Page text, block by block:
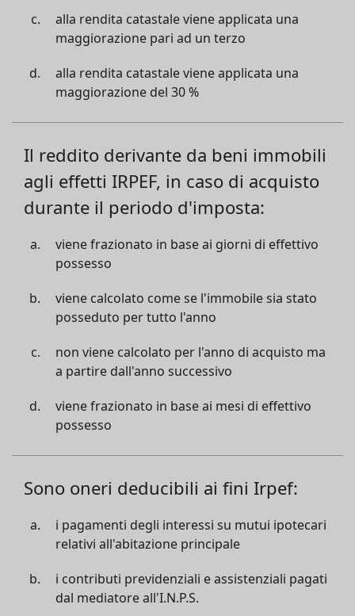
alla rendita catastale viene applicata una
maggiorazione pari ad un terzo
alla rendita catastale viene applicata una
maggiorazione del 30 %
Il reddito derivante da beni immobili
agli effetti IRPEF, in caso di acquisto
durante il periodo d'imposta:
viene frazionato in base ai giorni di effettivo
possesso
viene calcolato come se l'immobile sia stato
posseduto per tutto l'anno
non viene calcolato per l'anno di acquisto ma
a partire dall'anno successivo
viene frazionato in base ai mesi di effettivo
possesso
Sono oneri deducibili ai fini Irpef:
i pagamenti degli interessi su mutui ipotecari
relativi all'abitazione principale
i contributi previdenziali e assistenziali pagati
dal mediatore all'I.N.P.S.